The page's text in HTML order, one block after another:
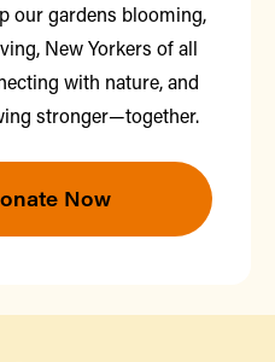
our gardens blooming,
New Yorkers of all
with nature, and
stronger—together.
Now